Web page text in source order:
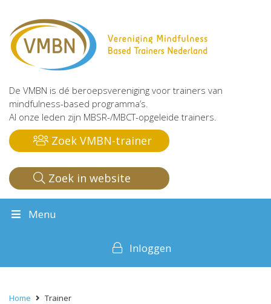
De VMBN is dé beroepsvereniging voor trainers van
mindfulness-based programma’s.
Al onze leden zijn MBSR-/MBCT-opgeleide trainers.
Zoek VMBN-trainer
Zoek in website
Menu
Inloggen
Home Trainer